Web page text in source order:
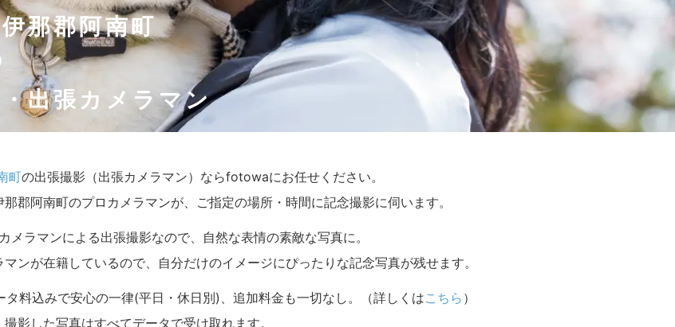
那郡阿南町
出張カメラマン
町の出張撮影（出張カメラマン）ならfotowaにお任せください。
郡阿南町のプロカメラマンが、ご指定の場所・時間に記念撮影に伺います。
メラマンによる出張撮影なので、自然な表情の素敵な写真に。
ンが在籍しているので、自分だけのイメージにぴったりな記念写真が残せます。
料込みで安心の一律(平日・休日別)、追加料金も一切なし。（詳しくはこちら ）
撮影した写真はすべてデータで受け取れます。